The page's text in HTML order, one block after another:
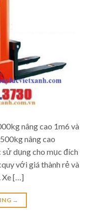
nâng cao 1m6 và
nâng cao
dụng cho mục đích
với giá thành rẻ và
Xe […]
→